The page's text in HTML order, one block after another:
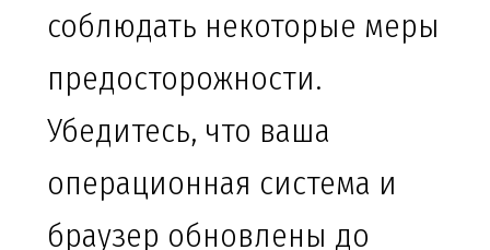
соблюдать некоторые меры
предосторожности.
Убедитесь, что ваша
операционная система и
браузер обновлены до